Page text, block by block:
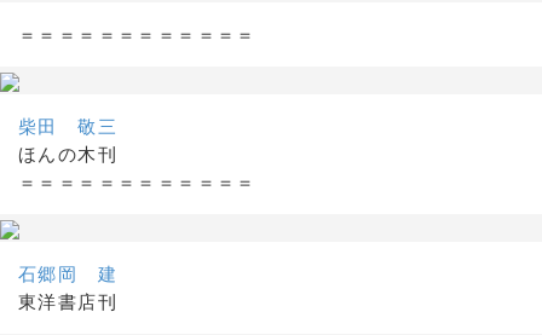
＝＝＝＝＝＝＝＝＝＝＝＝
柴田 敬三
ほんの木刊
＝＝＝＝＝＝＝＝＝＝＝＝
石郷岡 建
東洋書店刊